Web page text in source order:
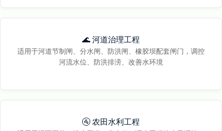
🌊 河道治理工程
适用于河道节制闸、分水闸、防洪闸、橡胶坝配套闸门，调控
河流水位、防洪排涝、改善水环境
🚰 农田水利工程